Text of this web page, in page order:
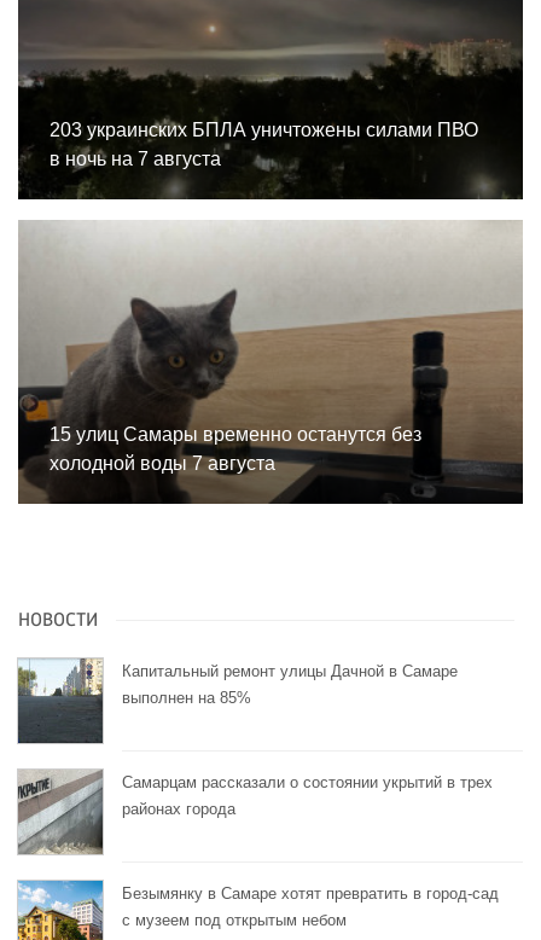
203 украинских БПЛА уничтожены силами ПВО
в ночь на 7 августа
15 улиц Самары временно останутся без
холодной воды 7 августа
НОВОСТИ
Капитальный ремонт улицы Дачной в Самаре
выполнен на 85%
Самарцам рассказали о состоянии укрытий в трех
районах города
Безымянку в Самаре хотят превратить в город-сад
с музеем под открытым небом